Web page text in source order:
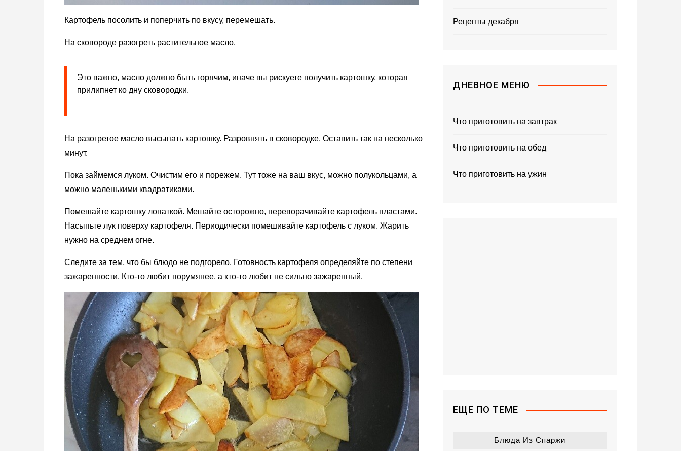
Картофель посолить и поперчить по вкусу, перемешать.
На сковороде разогреть растительное масло.
Это важно, масло должно быть горячим, иначе вы рискуете получить картошку, которая
прилипнет ко дну сковородки.
На разогретое масло высыпать картошку. Разровнять в сковородке. Оставить так на несколько
минут.
Пока займемся луком. Очистим его и порежем. Тут тоже на ваш вкус, можно полукольцами, а
можно маленькими квадратиками.
Помешайте картошку лопаткой. Мешайте осторожно, переворачивайте картофель пластами.
Насыпьте лук поверху картофеля. Периодически помешивайте картофель с луком. Жарить
нужно на среднем огне.
Следите за тем, что бы блюдо не подгорело. Готовность картофеля определяйте по степени
зажаренности. Кто-то любит порумянее, а кто-то любит не сильно зажаренный.
Рецепты декабря
ДНЕВНОЕ МЕНЮ
Что приготовить на завтрак
Что приготовить на обед
Что приготовить на ужин
ЕЩЕ ПО ТЕМЕ
Блюда Из Спаржи